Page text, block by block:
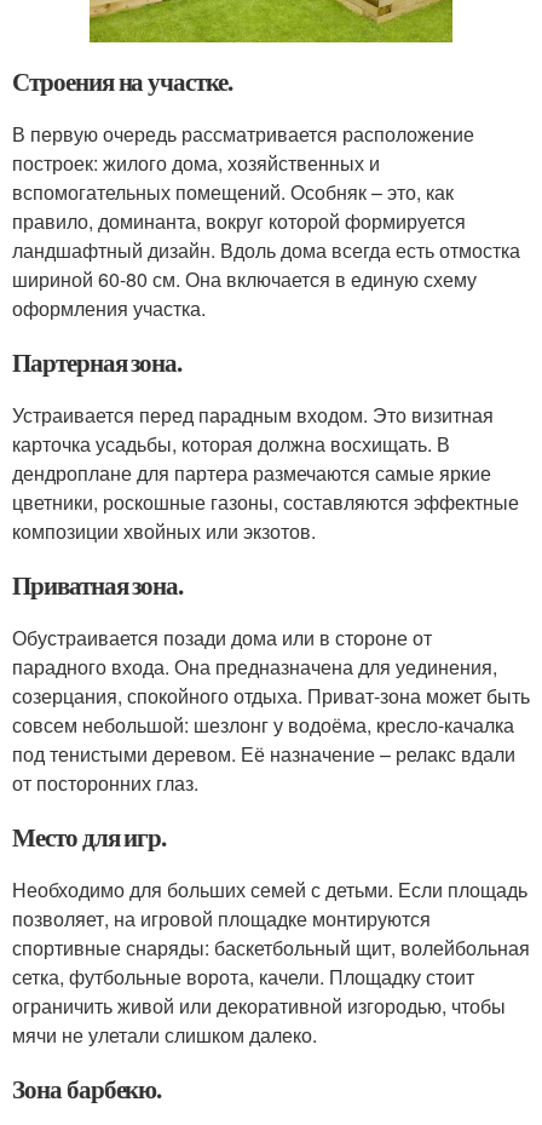
Строения на участке.
В первую очередь рассматривается расположение
построек: жилого дома, хозяйственных и
вспомогательных помещений. Особняк – это, как
правило, доминанта, вокруг которой формируется
ландшафтный дизайн. Вдоль дома всегда есть отмостка
шириной 60-80 см. Она включается в единую схему
оформления участка.
Партерная зона.
Устраивается перед парадным входом. Это визитная
карточка усадьбы, которая должна восхищать. В
дендроплане для партера размечаются самые яркие
цветники, роскошные газоны, составляются эффектные
композиции хвойных или экзотов.
Приватная зона.
Обустраивается позади дома или в стороне от
парадного входа. Она предназначена для уединения,
созерцания, спокойного отдыха. Приват-зона может быть
совсем небольшой: шезлонг у водоёма, кресло-качалка
под тенистыми деревом. Её назначение – релакс вдали
от посторонних глаз.
Место для игр.
Необходимо для больших семей с детьми. Если площадь
позволяет, на игровой площадке монтируются
спортивные снаряды: баскетбольный щит, волейбольная
сетка, футбольные ворота, качели. Площадку стоит
ограничить живой или декоративной изгородью, чтобы
мячи не улетали слишком далеко.
Зона барбекю.